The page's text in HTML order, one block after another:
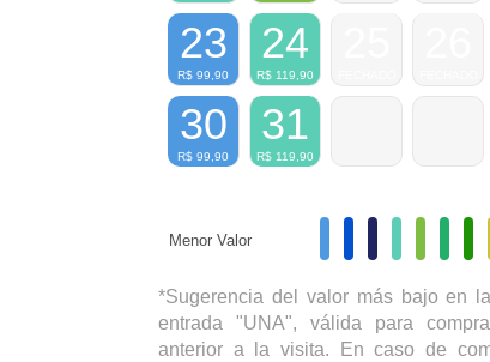
23
R$ 99,90
24
R$ 119,90
30
R$ 99,90
31
R$ 119,90
Menor Valor
*Sugerencia del valor más bajo en
entrada "UNA", válida para
anterior a la visita. En caso de